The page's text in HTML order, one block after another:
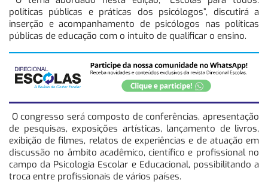
políticas públicas e práticas dos psicólogos”, discutirá a
inserção e acompanhamento de psicólogos nas políticas
públicas de educação com o intuito de qualificar o ensino.
O congresso será composto de conferências, apresentação
de pesquisas, exposições artísticas, lançamento de livros,
exibição de filmes, relatos de experiências e de atuação em
discussão no âmbito acadêmico, científico e profissional no
campo da Psicologia Escolar e Educacional, possibilitando a
troca entre profissionais de vários países.